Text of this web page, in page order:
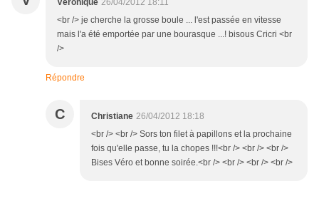
Véronique 26/04/2012 18:11
<br /> je cherche la grosse boule ... l'est passée en vitesse
mais l'a été emportée par une bourasque ...! bisous Cricri <br
/>
Répondre
C Christiane 26/04/2012 18:18
<br /> <br /> Sors ton filet à papillons et la prochaine
fois qu'elle passe, tu la chopes !!!<br /> <br /> <br />
Bises Véro et bonne soirée.<br /> <br /> <br /> <br />